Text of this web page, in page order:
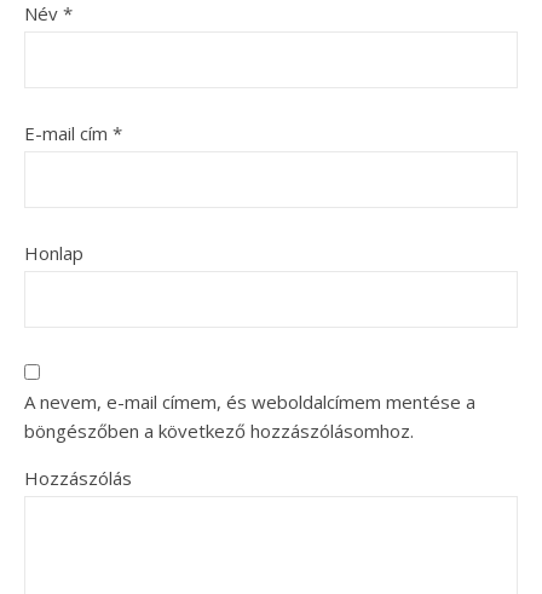
Név *
E-mail cím *
Honlap
A nevem, e-mail címem, és weboldalcímem mentése a
böngészőben a következő hozzászólásomhoz.
Hozzászólás